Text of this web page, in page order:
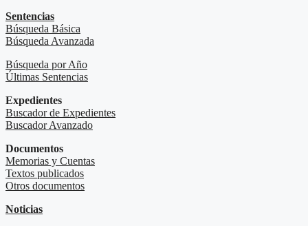
Sentencias
Búsqueda Básica
Búsqueda Avanzada
Búsqueda por Año
Últimas Sentencias
Expedientes
Buscador de Expedientes
Buscador Avanzado
Documentos
Memorias y Cuentas
Textos publicados
Otros documentos
Noticias